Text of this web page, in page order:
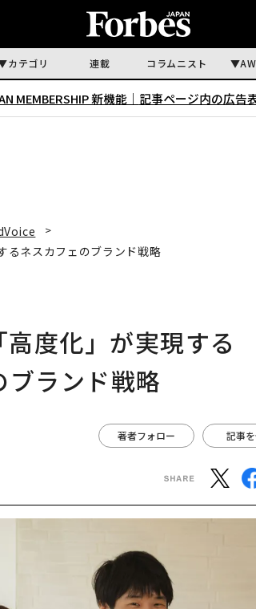
カテゴリ 連載 コラムニスト
MEMBERSHIP 新機能｜ 記事ページ内の広告
ネスカフェのブランド戦略
度化」が実現する
ランド戦略
著者フォロー 記事